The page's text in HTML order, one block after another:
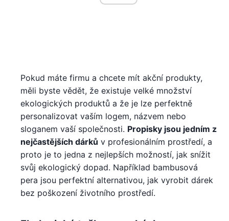
Pokud máte firmu a chcete mít akční produkty,
měli byste vědět, že existuje velké množství
ekologických produktů a že je lze perfektně
personalizovat vaším logem, názvem nebo
sloganem vaší společnosti. Propisky jsou jedním z
nejčastějších dárků v profesionálním prostředí, a
proto je to jedna z nejlepších možností, jak snížit
svůj ekologický dopad. Například bambusová
pera jsou perfektní alternativou, jak vyrobit dárek
bez poškození životního prostředí.